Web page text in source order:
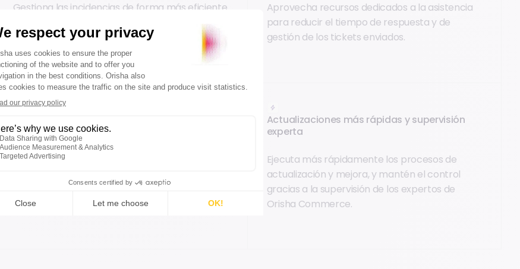
Gestiona las incidencias de forma más eficiente
gravedad/importancia.
Aprovecha recursos dedicados a la asistencia
para reducir el tiempo de respuesta y de
gestión de los tickets enviados.
Más eficiencia, menos interrupciones
Aumenta la eficiencia del mantenimiento y
al tiempo que reduces el esfuerzo y los costes
de configuración y desarrollo.
Actualizaciones más rápidas y supervisión
experta
Ejecuta más rápidamente los procesos de
actualización y mejora, y mantén el control
gracias a la supervisión de los expertos de
Orisha Commerce.